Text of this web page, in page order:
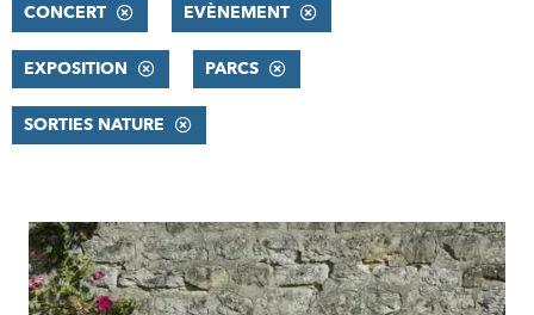
CONCERT EVÈNEMENT
EXPOSITION PARCS
SORTIES NATURE
RÉSULTATS